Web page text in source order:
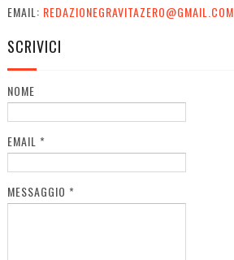
EMAIL: REDAZIONEGRAVITAZERO@GMAIL.COM
SCRIVICI
NOME
EMAIL *
MESSAGGIO *